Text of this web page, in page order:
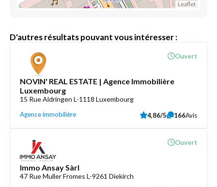
Leaflet
D'autres résultats pouvant vous intéresser :
NOVIN' REAL ESTATE | Agence Immobilière
Luxembourg
15 Rue Aldringen L-1118 Luxembourg
Agence immobilière
Ouvert
4,86/5 166Avis
Immo Ansay Sàrl
47 Rue Muller Fromes L-9261 Diekirch
Ouvert